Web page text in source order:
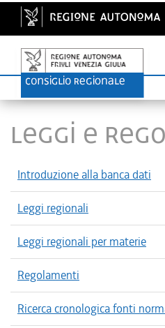
LEGGI E
Introduzione alla banca dati
Leggi regionali
Leggi regionali per materie
Regolamenti
Ricerca cronologica fonti